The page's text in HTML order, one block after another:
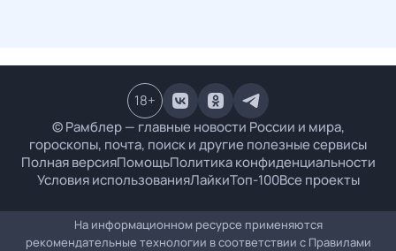
© Рамблер — главные новости России и мира,
гороскопы, почта, поиск и другие полезные сервисы
Полная версияПомощьПолитика конфиденциальности
Условия использованияЛайкиТоп-100Все проекты
18+
На информационном ресурсе применяются
рекомендательные технологии в соответствии с Правилами